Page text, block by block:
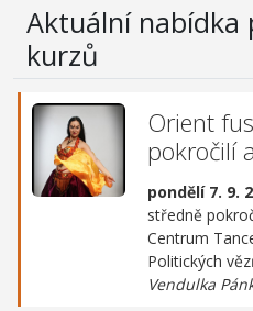
Aktuální nabídka
kurzů
Orient
pokročilí
pondělí 7. 9.
středně
Centrum
Politických
Vendulka